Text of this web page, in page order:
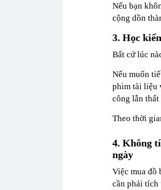
Nếu bạn
cộng dồn
3. Học
Bất cứ lúc
Nếu muốn
phim tài liệu
công lẫn
Theo thời
4. Không
ngày
Việc mua đồ
cần phải tích